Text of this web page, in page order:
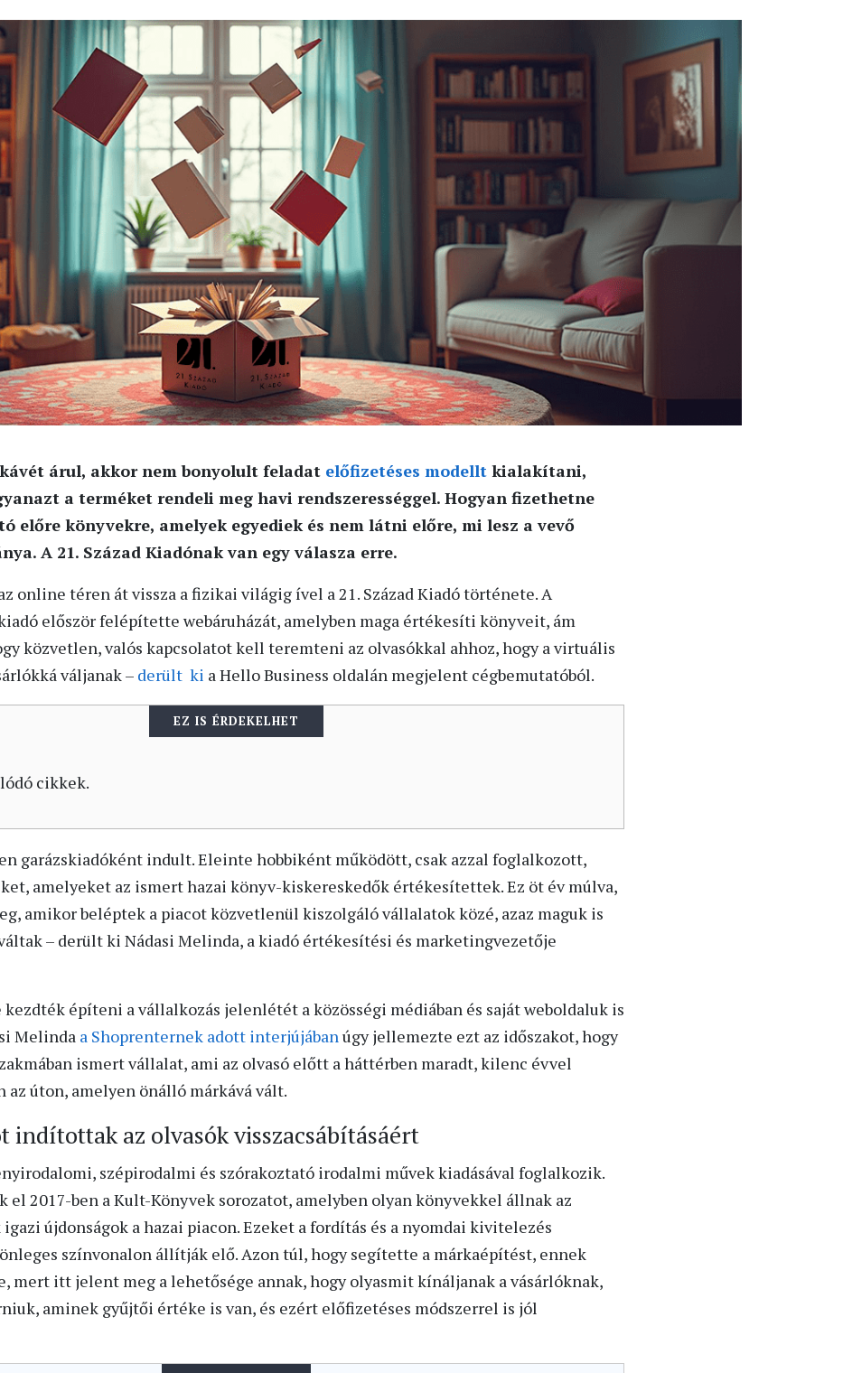
árul, akkor nem bonyolult feladat előfizetéses modellt kialakítani,
a terméket rendeli meg havi rendszerességgel. Hogyan fizethetne
előre könyvekre, amelyek egyediek és nem látni előre, mi lesz a vevő
A 21. Század Kiadónak van egy válasza erre.
online téren át vissza a fizikai világig ível a 21. Század Kiadó története. A
először felépítette webáruházát, amelyben maga értékesíti könyveit, ám
közvetlen, valós kapcsolatot kell teremteni az olvasókkal ahhoz, hogy a virtuális
váljanak – derült ki a Hello Business oldalán megjelent cégbemutatóból.
EZ IS ÉRDEKELHET
cikkek.
garázskiadóként indult. Eleinte hobbiként működött, csak azzal foglalkozott,
amelyeket az ismert hazai könyv-kiskereskedők értékesítettek. Ez öt év múlva,
amikor beléptek a piacot közvetlenül kiszolgáló vállalatok közé, azaz maguk is
– derült ki Nádasi Melinda, a kiadó értékesítési és marketingvezetője
építeni a vállalkozás jelenlétét a közösségi médiában és saját weboldaluk is
Melinda a Shoprenternek adott interjújábanúgy jellemezte ezt az időszakot, hogy
ismert vállalat, ami az olvasó előtt a háttérben maradt, kilenc évvel
úton, amelyen önálló márkává vált.
indítottak az olvasók visszacsábításáért
szépirodalmi és szórakoztató irodalmi művek kiadásával foglalkozik.
2017-ben a Kult-Könyvek sorozatot, amelyben olyan könyvekkel állnak az
újdonságok a hazai piacon. Ezeket a fordítás és a nyomdai kivitelezés
színvonalon állítják elő. Azon túl, hogy segítette a márkaépítést, ennek
mert itt jelent meg a lehetősége annak, hogy olyasmit kínáljanak a vásárlóknak,
aminek gyűjtői értéke is van, és ezért előfizetéses módszerrel is jól